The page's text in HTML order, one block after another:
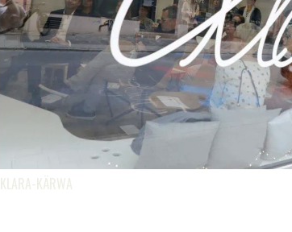
KLARA-KÄRWA